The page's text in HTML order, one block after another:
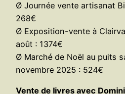
Ø Journée vente artisanat
268€
Ø Exposition-vente à
août : 1374€
Ø Marché de Noël au puits
novembre 2025 : 524€
Vente de livres avec